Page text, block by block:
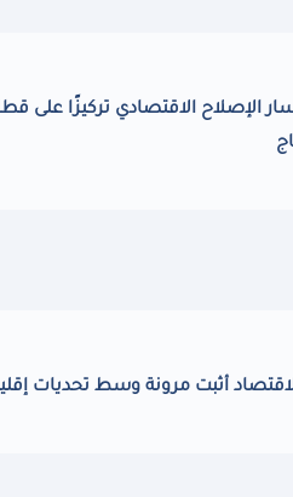
الإصلاح الاقتصادي تركيزًا على
أثبت مرونة وسط تحديات